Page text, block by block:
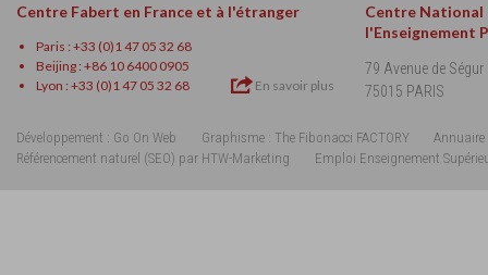
Centre Fabert en France et à l'étranger
Paris : +33 (0)1 47 05 32 68
Beijing : +86 10 6400 0905
Lyon : +33 (0)1 47 05 32 68
En savoir plus
Centre National
l'Enseignement
79 Avenue de Ségur
75015 PARIS
Développement : Go On Web Graphisme : The Fibonacci FACTORY
Annuaire
Référencement naturel (SEO) par HTW-Marketing
Emploi Enseignement